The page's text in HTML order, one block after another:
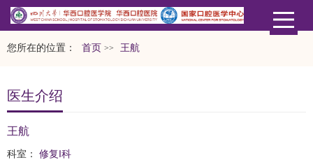
您所在的位置： 首页 >> ​王航
医生介绍
​王航
科室： 修复I科